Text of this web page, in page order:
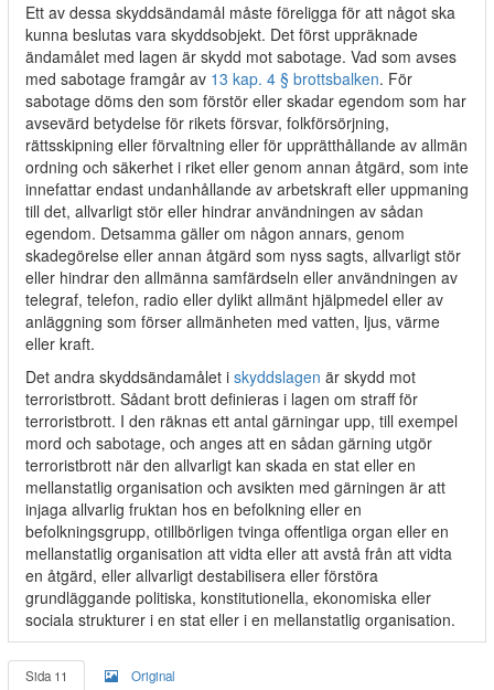
Ett av dessa skyddsändamål måste föreligga för att något ska
kunna beslutas vara skyddsobjekt. Det först uppräknade
ändamålet med lagen är skydd mot sabotage. Vad som avses
med sabotage framgår av 13 kap. 4 § brottsbalken. För
sabotage döms den som förstör eller skadar egendom som har
avsevärd betydelse för rikets försvar, folkförsörjning,
rättsskipning eller förvaltning eller för upprätthållande av allmän
ordning och säkerhet i riket eller genom annan åtgärd, som inte
innefattar endast undanhållande av arbetskraft eller uppmaning
till det, allvarligt stör eller hindrar användningen av sådan
egendom. Detsamma gäller om någon annars, genom
skadegörelse eller annan åtgärd som nyss sagts, allvarligt stör
eller hindrar den allmänna samfärdseln eller användningen av
telegraf, telefon, radio eller dylikt allmänt hjälpmedel eller av
anläggning som förser allmänheten med vatten, ljus, värme
eller kraft.
Det andra skyddsändamålet i skyddslagen är skydd mot
terroristbrott. Sådant brott definieras i lagen om straff för
terroristbrott. I den räknas ett antal gärningar upp, till exempel
mord och sabotage, och anges att en sådan gärning utgör
terroristbrott när den allvarligt kan skada en stat eller en
mellanstatlig organisation och avsikten med gärningen är att
injaga allvarlig fruktan hos en befolkning eller en
befolkningsgrupp, otillbörligen tvinga offentliga organ eller en
mellanstatlig organisation att vidta eller att avstå från att vidta
en åtgärd, eller allvarligt destabilisera eller förstöra
grundläggande politiska, konstitutionella, ekonomiska eller
sociala strukturer i en stat eller i en mellanstatlig organisation.
Sida 11 Original